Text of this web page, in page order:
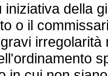
della
o il